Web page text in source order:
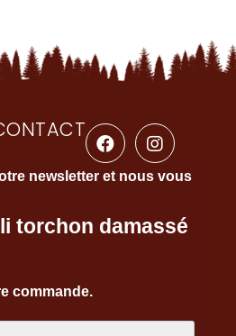
newsletter et nous vous
torchon damassé
commande.